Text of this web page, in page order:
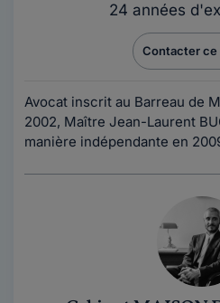
24 années
Contacter ce
Avocat inscrit au Barreau de
2002, Maître Jean-Laurent
manière indépendante en